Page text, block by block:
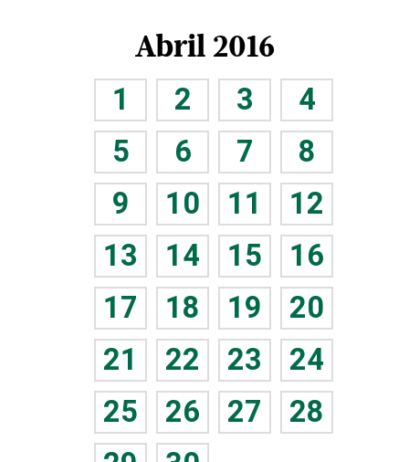
Abril 2016
1 2 3
4
5
6 7
8
9
10 11
12
13
14 15
16
17
18 19
20
21
22 23
24
25
26 27
28